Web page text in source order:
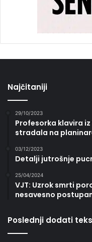
Najčitaniji
29/10/2023
Profesorka klavira
stradala na
03/12/2023
Detalji jutrošnje
25/04/2024
VJT: Uzrok smrti
nesavesno
Poslednji dodati